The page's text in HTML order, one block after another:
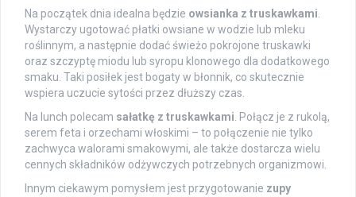
Na początek dnia idealna będzie owsianka z truskawkami.
Wystarczy ugotować płatki owsiane w wodzie lub mleku
roślinnym, a następnie dodać świeżo pokrojone truskawki
oraz szczyptę miodu lub syropu klonowego dla dodatkowego
smaku. Taki posiłek jest bogaty w błonnik, co skutecznie
wspiera uczucie sytości przez dłuższy czas.
Na lunch polecam sałatkę z truskawkami. Połącz je z rukolą,
serem feta i orzechami włoskimi – to połączenie nie tylko
zachwyca walorami smakowymi, ale także dostarcza wielu
cennych składników odżywczych potrzebnych organizmowi.
Innym ciekawym pomysłem jest przygotowanie zupy